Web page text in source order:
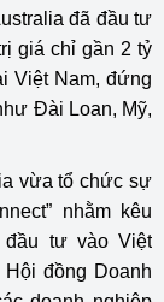
đã đầu tư
giá chỉ gần 2 tỷ
Việt Nam, đứng
Đài Loan, Mỹ,
vừa tổ chức sự
nhằm kêu
đầu tư vào Việt
Hội đồng Doanh